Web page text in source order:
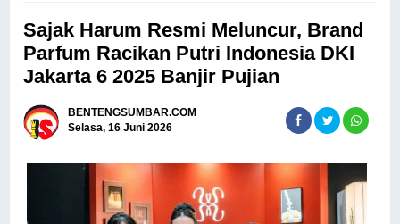
Sajak Harum Resmi Meluncur, Brand
Parfum Racikan Putri Indonesia DKI
Jakarta 6 2025 Banjir Pujian
BENTENGSUMBAR.COM
Selasa, 16 Juni 2026